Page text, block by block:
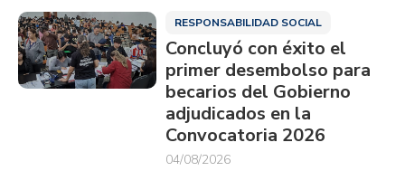
RESPONSABILIDAD SOCIAL
Concluyó con éxito el
primer desembolso para
becarios del Gobierno
adjudicados en la
Convocatoria 2026
04/08/2026